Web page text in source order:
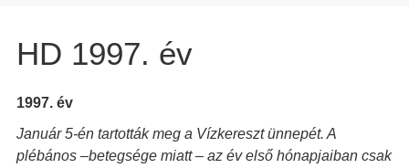
HD 1997. év
1997. év
Január 5-én tartották meg a Vízkereszt ünnepét. A
plébános –betegsége miatt – az év első hónapjaiban csak